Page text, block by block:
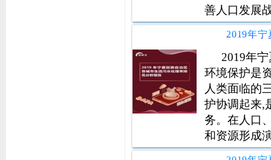
善人口发展
国民经济和
社会主义现
科学准确的
2019年
环境保护是
人类面临的
护协调起来,
务。在人口
和资源形成
境构成的因